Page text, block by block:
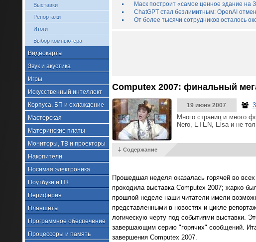
Выставки
Репортажи
Итоги
Выбор компьютера
Видеокарты
Звук и акустика
Игры
Искусственный интеллект
Корпуса, БП и охлаждение
Мастерская
Материнские платы
Мониторы, ТВ и проекторы
Накопители
Носимая электроника
Ноутбуки и ПК
Периферия
Планшеты
Программное обеспечение
Процессоры и память
Маск построит «самое ценное здание на
ChatGPT стал безлимитным: OpenAI
От более тысячи сотрудников осталось
Computex 2007: финальный
19 июня 2007
Много страниц и много
Nero, ETEN, Elsa и не
⇣ Содержание
Прошедшая неделя оказалась горячей во
проходила выставка Computex 2007; жарко
прошлой неделе наши читатели имели
представленными в новостях и цикле
логическую черту под событиями выставки.
завершающим серию "горячих" сообщений.
завершения Computex 2007.